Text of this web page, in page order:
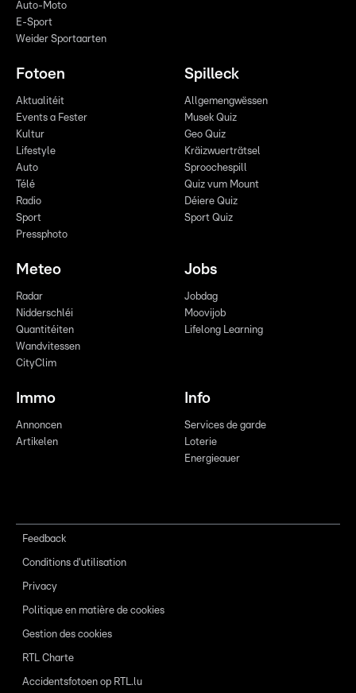
Auto-Moto
E-Sport
Weider Sportaarten
Fotoen
Aktualitéit
Events a Fester
Kultur
Lifestyle
Auto
Télé
Radio
Sport
Pressphoto
Spilleck
Allgemengwëssen
Musek Quiz
Geo Quiz
Kräizwuerträtsel
Sproochespill
Quiz vum Mount
Déiere Quiz
Sport Quiz
Meteo
Radar
Nidderschléi
Quantitéiten
Wandvitessen
CityClim
Jobs
Jobdag
Moovijob
Lifelong Learning
Immo
Annoncen
Artikelen
Info
Services de garde
Loterie
Energieauer
Feedback
Conditions d'utilisation
Privacy
Politique en matière de cookies
Gestion des cookies
RTL Charte
Accidentsfotoen op RTL.lu